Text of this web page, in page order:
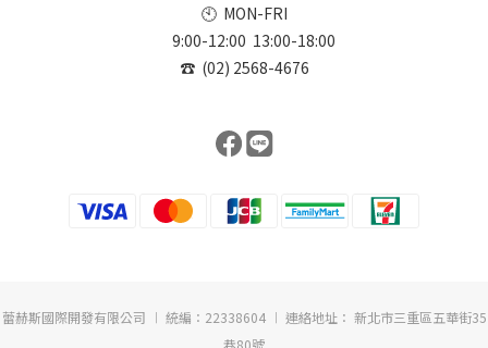
🕙 MON-FRI
9:00-12:00 13:00-18:00
☎ (02) 2568-4676
蕾赫斯國際開發有限公司 ︱ 統編：22338604 ︱ 連絡地址： 新北市三重區五華街35
巷80號